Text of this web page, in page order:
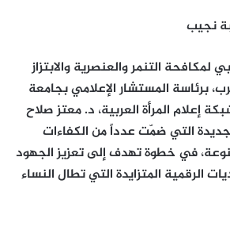
نجيب
لمكافحة التنمر والعنصرية والابتزاز
برئاسة المستشار الإعلامي بجامعة
إعلام المرأة العربية، د. معتز صلاح
التي ضمّت عدداً من الكفاءات
في خطوة تهدف إلى تعزيز الجهود
الرقمية المتزايدة التي تطال النساء